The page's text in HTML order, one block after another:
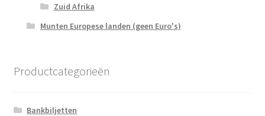
Zuid Afrika
Munten Europese landen (geen Euro's)
Productcategorieën
Bankbiljetten